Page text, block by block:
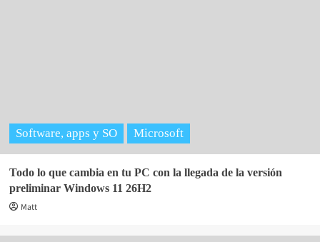
Software, apps y SO Microsoft
Todo lo que cambia en tu PC con la llegada de la versión
preliminar Windows 11 26H2
Matt